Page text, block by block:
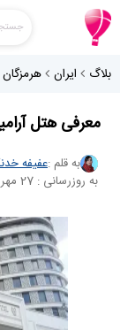
بلاگ ایران هرمزگان
معرفی هتل
به قلم :عفیفه
به روزرسانی : 27 مهر 1404